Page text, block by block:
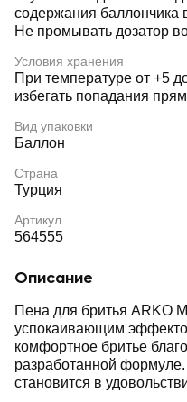
содержания баллончика
Не промывать дозатор
Условия хранения
При температуре от +5
избегать попадания
Вид упаковки
Баллон
Страна
Турция
Артикул
564555
Описание
Пена для бритья ARKO
успокаивающим
комфортное бритье
разработанной
становится в